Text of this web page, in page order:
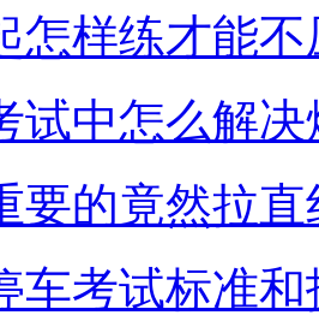
怎样练才能不
试中怎么解
要的竟然拉直
车考试标准和